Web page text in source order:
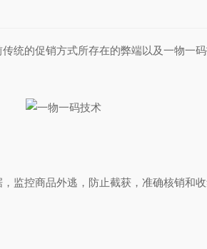
统的促销方式所存在的弊端以及一物一
控商品外逃，防止截获，准确核销和